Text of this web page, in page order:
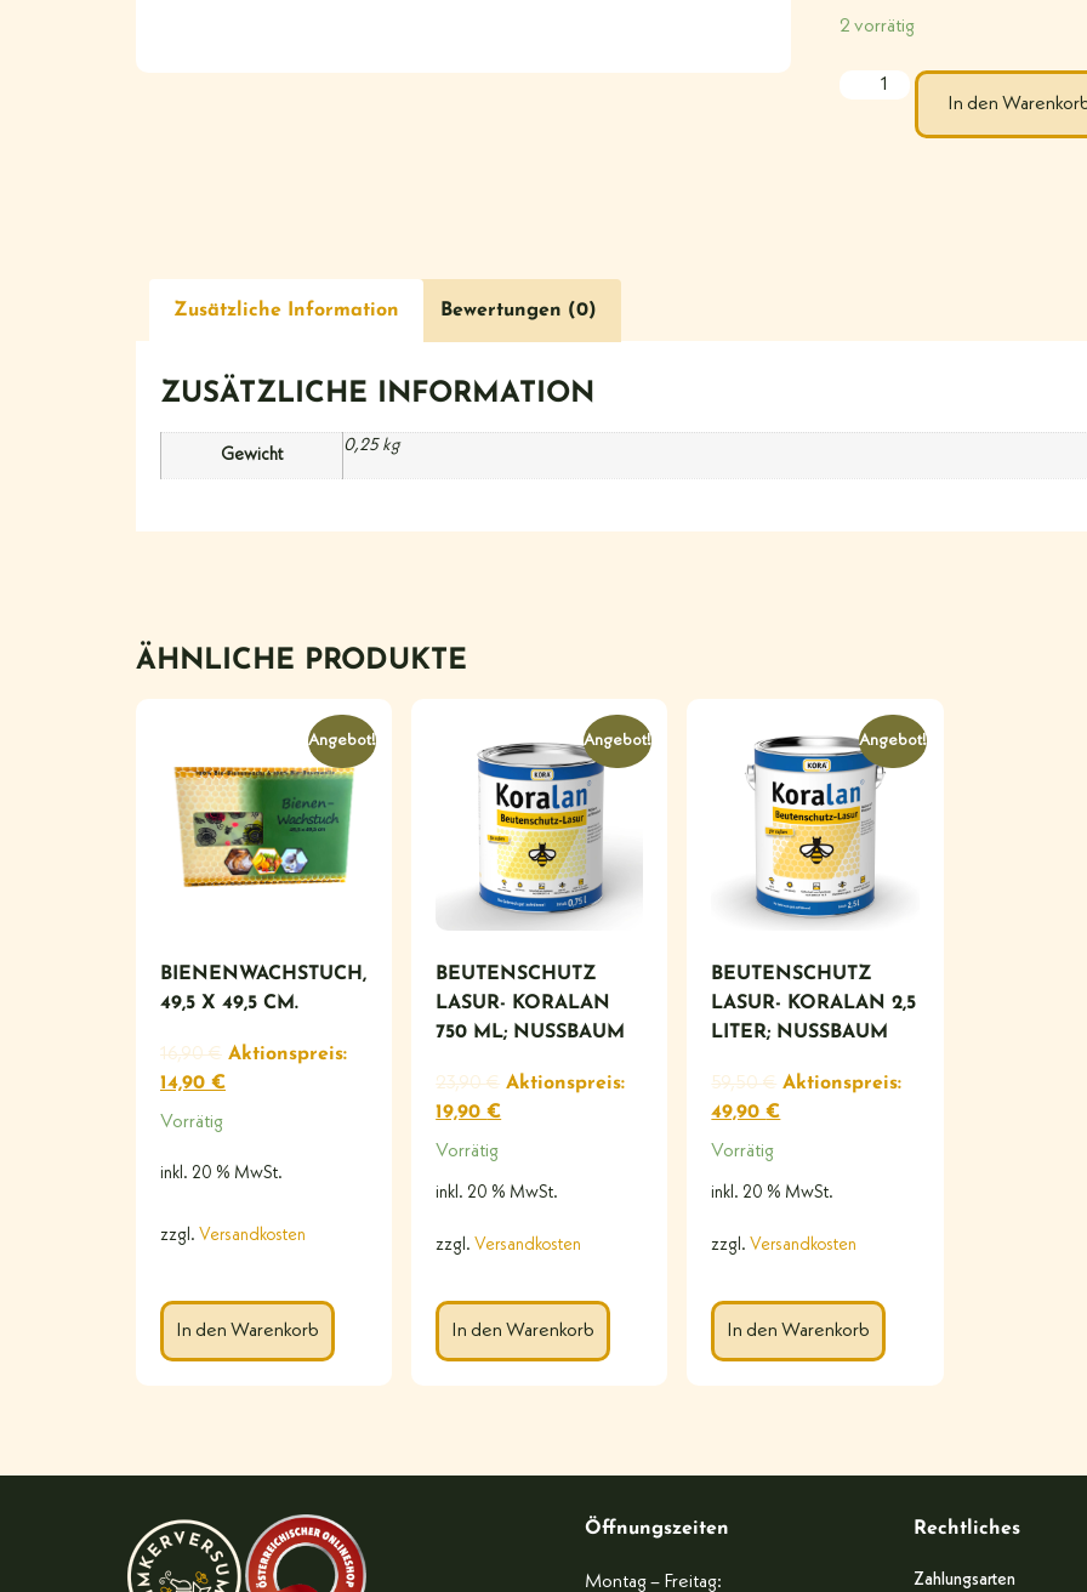
2 vorrätig
In den
Zusätzliche Information Bewertungen (0)
ZUSÄTZLICHE INFORMATION
Gewicht
0,25 kg
ÄHNLICHE PRODUKTE
Angebot!
BIENENWACHSTUCH,
49,5 X 49,5 CM.
16,90€ Aktionspreis:
14,90 €
Vorrätig
inkl. 20 % MwSt.
zzgl. Versandkosten
In den Warenkorb
Angebot!
BEUTENSCHUTZ
LASUR- KORALAN
750 ML; NUSSBAUM
23,90€ Aktionspreis:
19,90€
Vorrätig
inkl. 20 % MwSt.
zzgl. Versandkosten
In den Warenkorb
Angebot!
BEUTENSCHUTZ
LASUR- KORALAN 2,5
LITER; NUSSBAUM
59,50€ Aktionspreis:
49,90€
Vorrätig
inkl. 20 % MwSt.
zzgl. Versandkosten
In den Warenkorb
Öffnungszeiten
Montag – Freitag:
Rechtliches
Zahlungsarten